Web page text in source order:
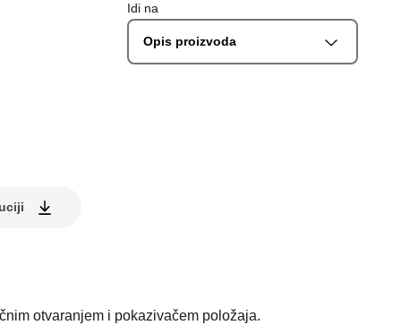
Idi na
Opis proizvoda
otvaranjem i pokazivačem položaja.